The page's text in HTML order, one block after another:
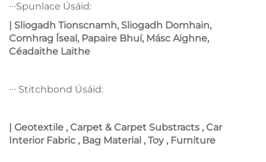
∙∙∙Spunlace Úsáid:
| Sliogadh Tionscnamh, Sliogadh Domhain,
Comhrag Íseal, Papaire Bhuí, Másc Aighne,
Céadaithe Laithe
∙∙∙ Stitchbond Úsáid:
| Geotextile , Carpet & Carpet Substracts , Car
Interior Fabric , Bag Material , Toy , Furniture